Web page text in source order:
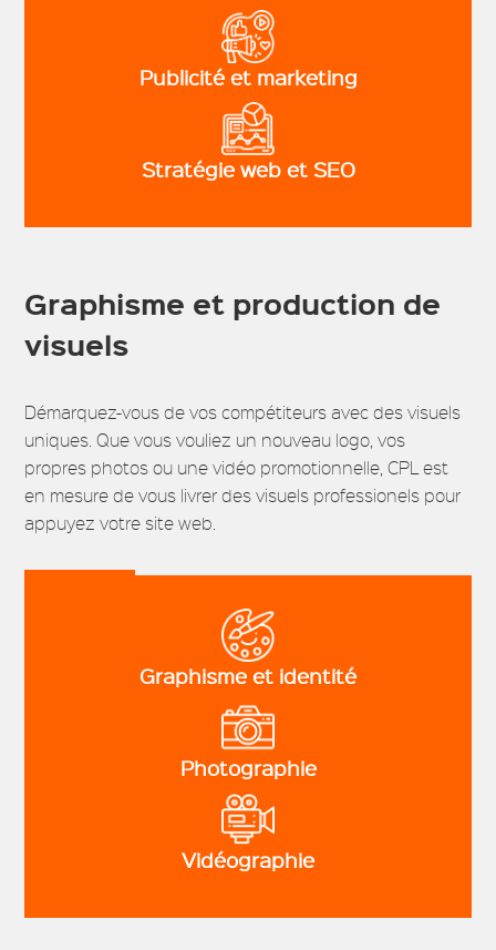
Publicité et marketing
Stratégie web et SEO
Graphisme et identité
Photographie
Vidéographie
Graphisme et production de
visuels
Démarquez-vous de vos compétiteurs avec des visuels
uniques. Que vous vouliez un nouveau logo, vos
propres photos ou une vidéo promotionnelle, CPL est
en mesure de vous livrer des visuels professionels pour
appuyez votre site web.